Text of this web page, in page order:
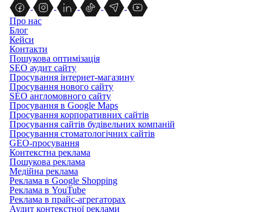
Про нас
Блог
Кейси
Контакти
Пошукова оптимізація
SEO аудит сайту
Просування інтернет-магазину
Просування нового сайту
SEO англомовного сайту
Просування в Google Maps
Просування корпоративних сайтів
Просування сайтів будівельних компаній
Просування стоматологічних сайтів
GEO-просування
Контекстна реклама
Пошукова реклама
Медійна реклама
Реклама в Google Shopping
Реклама в YouTube
Реклама в прайс-агрегаторах
Аудит контекстної реклами